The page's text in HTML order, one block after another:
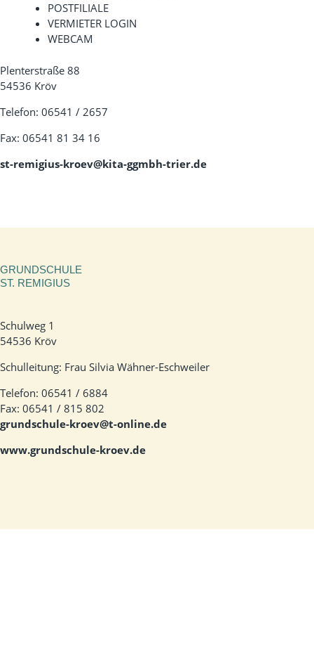
POSTFILIALE
VERMIETER LOGIN
WEBCAM
Plenterstraße 88
54536 Kröv
Telefon: 06541 / 2657
Fax: 06541 81 34 16
st-remigius-kroev@kita-ggmbh-trier.de
GRUNDSCHULE
ST. REMIGIUS
Schulweg 1
54536 Kröv
Schulleitung: Frau Silvia Wähner-Eschweiler
Telefon: 06541 / 6884
Fax: 06541 / 815 802
grundschule-kroev@t-online.de
www.grundschule-kroev.de